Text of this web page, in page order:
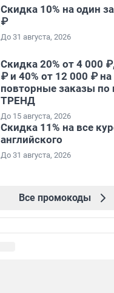
Скидка 10% на один
₽
До 31 августа, 2026
Скидка 20% от 4 000
₽ и 40% от 12 000 ₽
повторные заказы по
ТРЕНД
До 15 августа, 2026
Скидка 11% на все
английского
До 31 августа, 2026
Все промокоды